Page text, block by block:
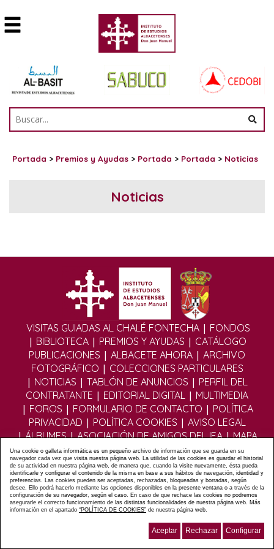
Portada > Premios y Ayudas > Portada > Portada > Noticias
Noticias
VISITAS GUIADAS AL CHALÉ FONTECHA | FONDOS
| BIBLIOTECA| PREMIOS Y AYUDAS | CATÁLOGO
PUBLICACIONES | ALBACETE AHORA | ARCHIVO
FOTOGRÁFICO | COLECCIONES PARTICULARES
| NOTICIAS | TABLÓN DE ANUNCIOS | PERFIL DEL
CONTRATANTE | EDITORIAL DIGITAL | MULTIMEDIA
| FOROS | FORMULARIO DE CONTACTO | POLÍTICA
PRIVACIDAD | POLÍTICA COOKIES | AVISO LEGAL
|ÁLBUMES|ASOCIACIÓN DE AMIGOS DEL IEA|MAPA
WEB
Diseño y Desarrollo web Im3diA comunicación
Una cookie o galleta informática es un pequeño archivo de información que se guarda en su
navegador cada vez que visita nuestra página web. La utilidad de las cookies es guardar el historial
de su actividad en nuestra página web, de manera que, cuando la visite nuevamente, ésta pueda
identificarle y configurar el contenido de la misma en base a sus hábitos de navegación, identidad y
preferencias. Las cookies pueden ser aceptadas, rechazadas, bloqueadas y borradas, según
desee. Ello podrá hacerlo mediante las opciones disponibles en la presente ventana o a través de la
configuración de su navegador, según el caso. En caso de que rechace las cookies no podremos
asegurarle el correcto funcionamiento de las distintas funcionalidades de nuestra página web. Más
información en el apartado “POLÍTICA DE COOKIES” de nuestra página web.
Aceptar Rechazar Configurar